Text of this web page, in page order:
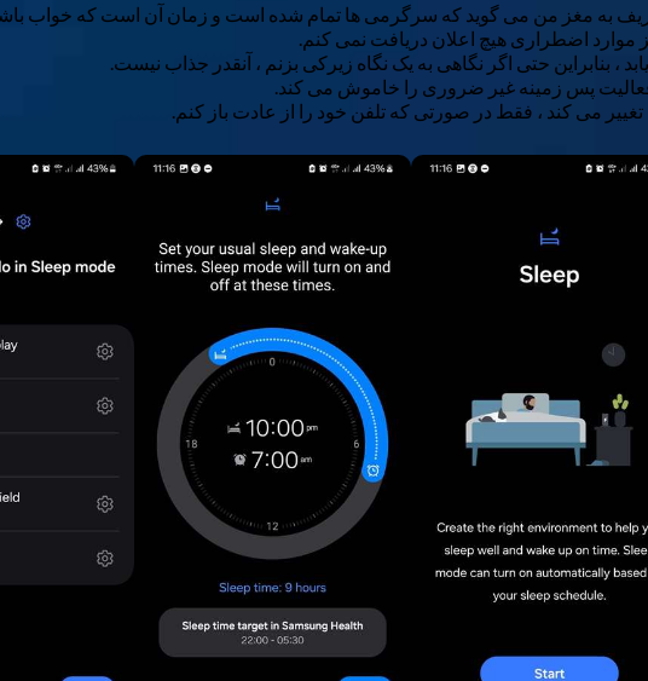
بنابراین حتی اگر نگاهی به یک نگاه زیرکی بزنم ، آنقدر جذاب نیست.
پس زمینه غیر ضروری را خاموش می کند.
می کند ، فقط در صورتی که تلفن خود را از عادت باز کنم.